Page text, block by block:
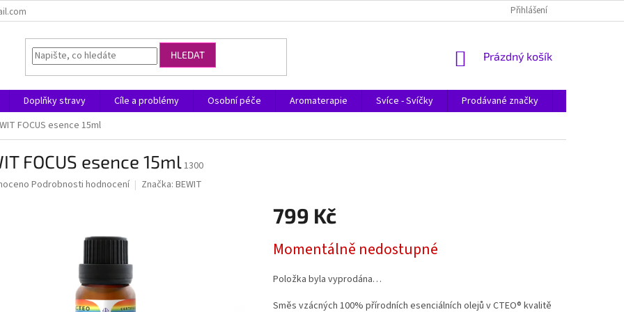
Přihlášení
HLEDAT
NÁKUPNÍ
Prázdný košík
Doplňky stravy Cíle a problémy Osobní péče Aromaterapie Svíce - Svíčky Prodávané značky
FOCUS esence 15ml
FOCUS esence 15ml1300
Podrobnosti hodnocení Značka: BEWIT
799 Kč
cena:
Momentálně nedostupné
Položka byla vyprodána…
Směs vzácných 100% přírodních esenciálních olejů v CTEO® kvalitě